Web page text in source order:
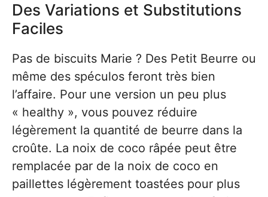
Des Variations et Substitutions
Faciles
Pas de biscuits Marie ? Des Petit Beurre ou
même des spéculos feront très bien
l’affaire. Pour une version un peu plus
« healthy », vous pouvez réduire
légèrement la quantité de beurre dans la
croûte. La noix de coco râpée peut être
remplacée par de la noix de coco en
paillettes légèrement toastées pour plus